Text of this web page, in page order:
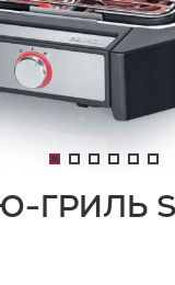
ГРИЛЬ